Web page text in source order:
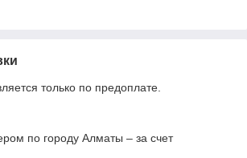
только по предоплате.
по городу Алматы – за счет